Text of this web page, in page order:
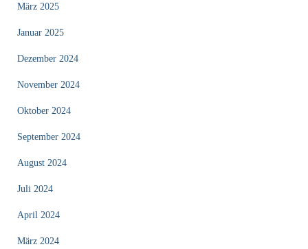
März 2025
Januar 2025
Dezember 2024
November 2024
Oktober 2024
September 2024
August 2024
Juli 2024
April 2024
März 2024